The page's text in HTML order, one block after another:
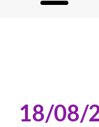
18/08/